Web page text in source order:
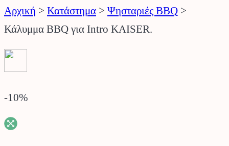
Αρχική > Κατάστημα > Ψησταριές BBQ >
Κάλυμμα BBQ για Intro KAISER.
-10%